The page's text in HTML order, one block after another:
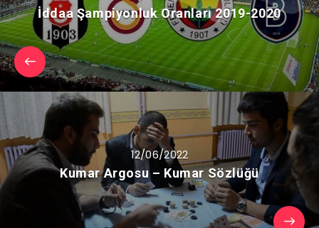
İddaa Şampiyonluk Oranları 2019-2020
12/06/2022
Kumar Argosu – Kumar Sözlüğü